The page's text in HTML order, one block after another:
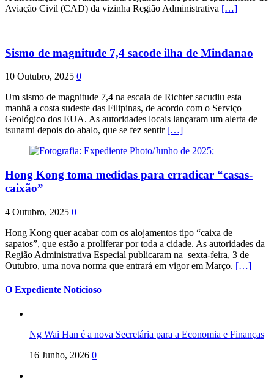
Aviação Civil (CAD) da vizinha Região Administrativa […]
Sismo de magnitude 7,4 sacode ilha de Mindanao
10 Outubro, 2025 0
Um sismo de magnitude 7,4 na escala de Richter sacudiu esta
manhã a costa sudeste das Filipinas, de acordo com o Serviço
Geológico dos EUA. As autoridades locais lançaram um alerta de
tsunami depois do abalo, que se fez sentir […]
Hong Kong toma medidas para erradicar “casas-
caixão”
4 Outubro, 2025 0
Hong Kong quer acabar com os alojamentos tipo “caixa de
sapatos”, que estão a proliferar por toda a cidade. As autoridades da
Região Administrativa Especial publicaram na sexta-feira, 3 de
Outubro, uma nova norma que entrará em vigor em Março. […]
O Expediente Noticioso
Ng Wai Han é a nova Secretária para a Economia e Finanças
16 Junho, 2026 0